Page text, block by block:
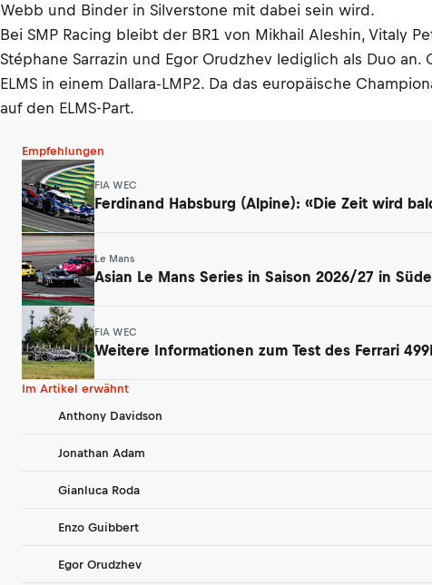
Webb und Binder in Silverstone mit dabei sein wird.
Bei SMP Racing bleibt der BR1 von Mikhail Aleshin, Vitaly
Stéphane Sarrazin und Egor Orudzhev lediglich als Duo
ELMS in einem Dallara-LMP2. Da das europäische
auf den ELMS-Part.
Empfehlungen
FIA WEC
Ferdinand Habsburg (Alpine): «Die Zeit wird
Le Mans
Asian Le Mans Series in Saison 2026/27 in
FIA WEC
Weitere Informationen zum Test des Ferrari
Im Artikel erwähnt
Anthony Davidson
Jonathan Adam
Gianluca Roda
Enzo Guibbert
Egor Orudzhev